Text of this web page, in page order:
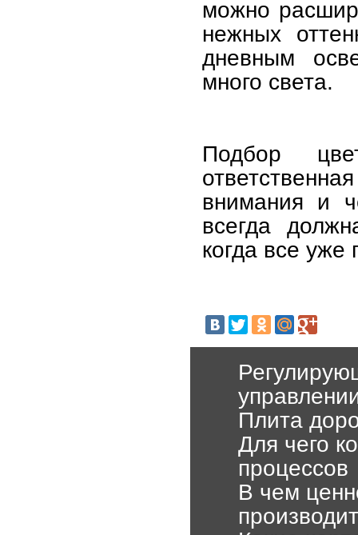
можно
нежных
дневным
много света.
Подбор
внимания и
всегда
когда все уже
Плита
Для чего
процессов
В чем